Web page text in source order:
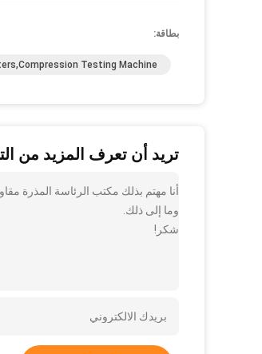
بطاقة:
Testing Machine
تريد أن تعرف المزيد من
أنا مهتم بذلك مكتب الرئاسة المذرة
وما إلى ذلك.
شكر!